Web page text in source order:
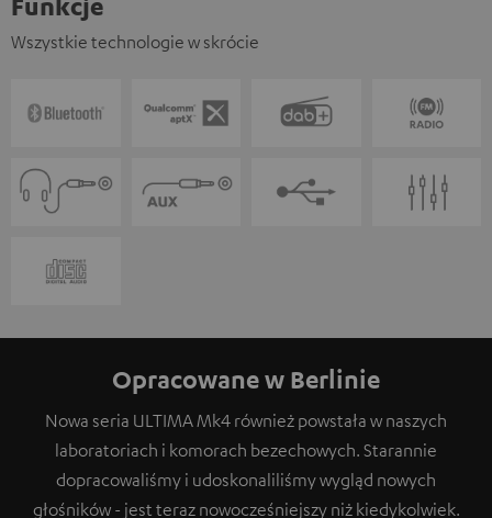
Wszystkie technologie w skrócie
Opracowane w Berlinie
Nowa seria ULTIMA Mk4 również powstała w naszych
laboratoriach i komorach bezechowych. Starannie
dopracowaliśmy i udoskonaliliśmy wygląd nowych
głośników - jest teraz nowocześniejszy niż kiedykolwiek.